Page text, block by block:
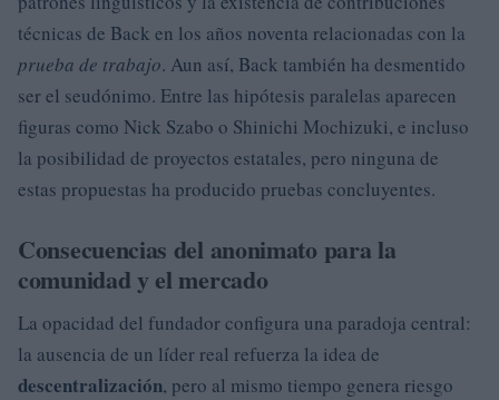
técnicas de Back en los años noventa relacionadas con la
prueba de trabajo. Aun así, Back también ha desmentido
ser el seudónimo. Entre las hipótesis paralelas aparecen
figuras como Nick Szabo o Shinichi Mochizuki, e incluso
la posibilidad de proyectos estatales, pero ninguna de
estas propuestas ha producido pruebas concluyentes.
Consecuencias del anonimato para la
comunidad y el mercado
La opacidad del fundador configura una paradoja central:
la ausencia de un líder real refuerza la idea de
descentralización, pero al mismo tiempo genera riesgo